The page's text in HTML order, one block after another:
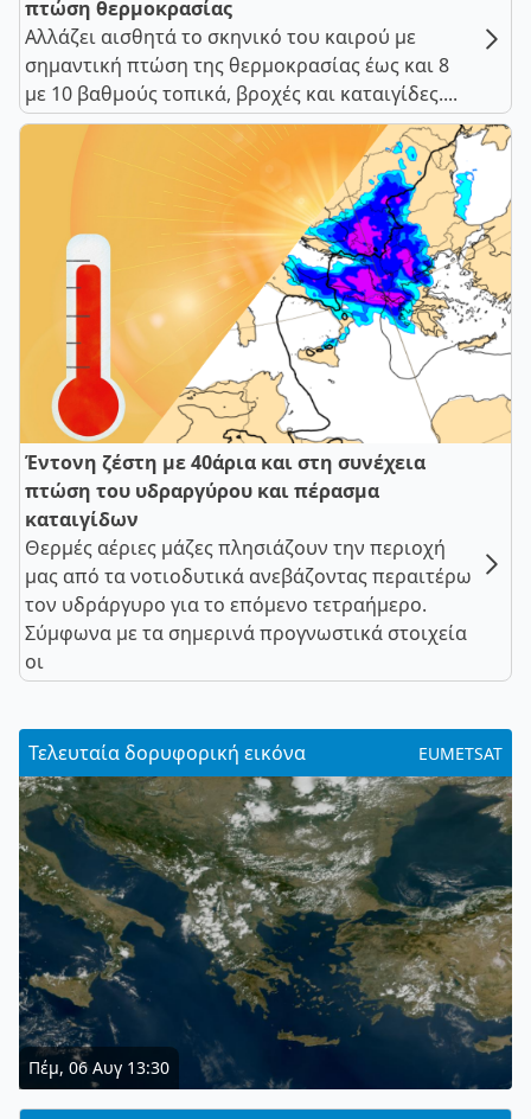
πτώση θερμοκρασίας
Αλλάζει αισθητά το σκηνικό του καιρού με
σημαντική πτώση της θερμοκρασίας έως και 8
με 10 βαθμούς τοπικά, βροχές και καταιγίδες....
Έντονη ζέστη με 40άρια και στη συνέχεια
πτώση του υδραργύρου και πέρασμα
καταιγίδων
Θερμές αέριες μάζες πλησιάζουν την περιοχή
μας από τα νοτιοδυτικά ανεβάζοντας περαιτέρω
τον υδράργυρο για το επόμενο τετραήμερο.
Σύμφωνα με τα σημερινά προγνωστικά στοιχεία
οι
Τελευταία δορυφορική εικόνα EUMETSAT
Πέμ, 06 Αυγ 13:30